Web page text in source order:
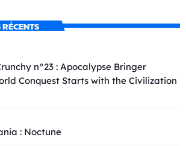
n°23 : Apocalypse Bringer
Conquest Starts with the Civilization
: Noctune